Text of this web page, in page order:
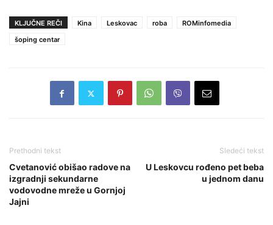
KLJUČNE REČI Kina Leskovac roba
ROMinfomedia
šoping centar
Prethodni tekst
Cvetanović obišao radove na
izgradnji sekundarne
vodovodne mreže u Gornjoj
Jajni
Sledeći tekst
U Leskovcu rođeno pet beba
u jednom danu